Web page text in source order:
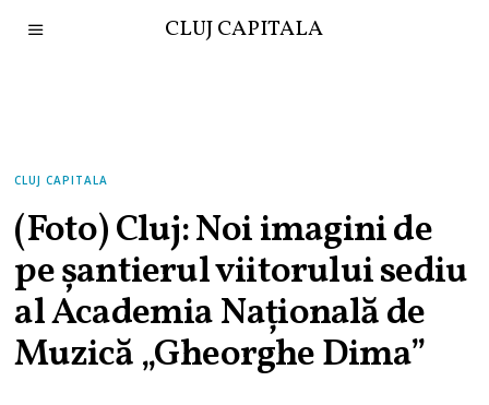
CLUJ CAPITALA
CLUJ CAPITALA
(Foto) Cluj: Noi imagini de
pe șantierul viitorului sediu
al Academia Națională de
Muzică „Gheorghe Dima”